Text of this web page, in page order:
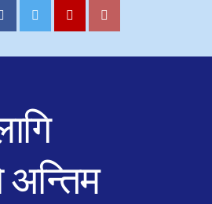
अन्तिम